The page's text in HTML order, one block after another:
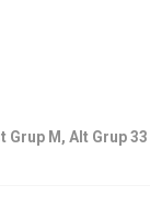
Grup M, Alt Grup